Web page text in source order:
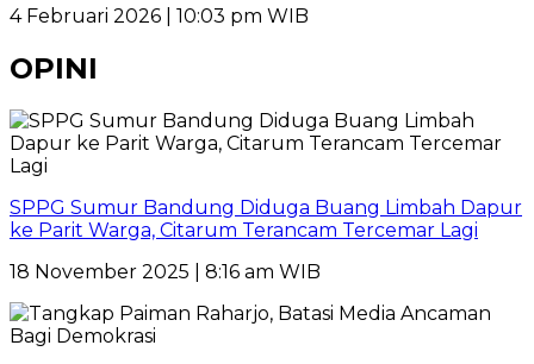
4 Februari 2026 | 10:03 pm WIB
OPINI
SPPG Sumur Bandung Diduga Buang Limbah Dapur
ke Parit Warga, Citarum Terancam Tercemar Lagi
18 November 2025 | 8:16 am WIB